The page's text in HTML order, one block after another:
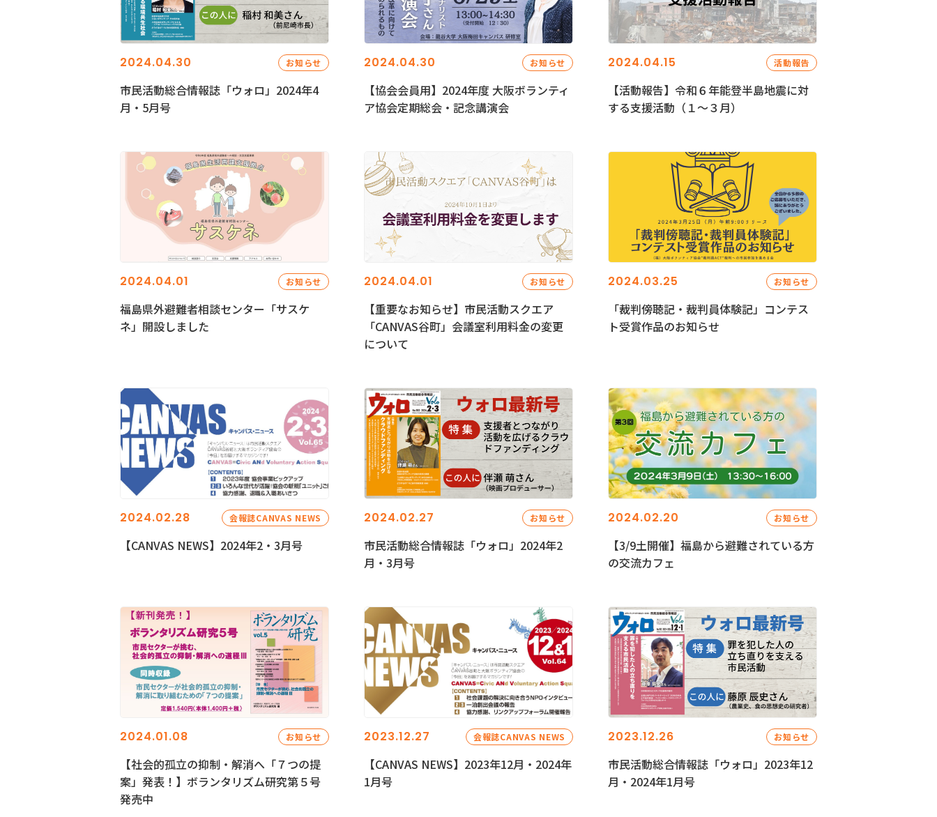
2024.04.30 お知らせ
市民活動総合情報誌「ウォロ」2024年4
月・5月号
2024.04.30 お知らせ
【協会会員用】2024年度 大阪ボランティ
ア協会定期総会・記念講演会
2024.04.15 活動報告
【活動報告】令和６年能登半島地震に対
する支援活動（１〜３月）
2024.04.01 お知らせ
福島県外避難者相談センター「サスケ
ネ」開設しました
2024.04.01 お知らせ
【重要なお知らせ】市民活動スクエア
「CANVAS谷町」会議室利用料金の変更
について
2024.03.25 お知らせ
「裁判傍聴記・裁判員体験記」コンテス
ト受賞作品のお知らせ
2024.02.28 会報誌CANVAS NEWS
【CANVAS NEWS】2024年2・3月号
2024.02.27 お知らせ
市民活動総合情報誌「ウォロ」2024年2
月・3月号
2024.02.20 お知らせ
【3/9土開催】福島から避難されている方
の交流カフェ
2024.01.08 お知らせ
【社会的孤立の抑制・解消へ「７つの提
案」発表！】ボランタリズム研究第５号
発売中
2023.12.27 会報誌CANVAS NEWS
【CANVAS NEWS】2023年12月・2024年
1月号
2023.12.26 お知らせ
市民活動総合情報誌「ウォロ」2023年12
月・2024年1月号